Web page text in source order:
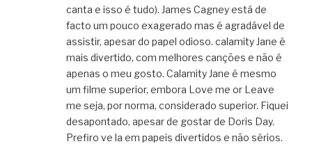
canta e isso é tudo). James Cagney está de
facto um pouco exagerado mas é agradável de
assistir, apesar do papel odioso. calamity Jane é
mais divertido, com melhores canções e não é
apenas o meu gosto. Calamity Jane é mesmo
um filme superior, embora Love me or Leave
me seja, por norma, considerado superior. Fiquei
desapontado, apesar de gostar de Doris Day.
Prefiro ve la em papeis divertidos e não sérios.